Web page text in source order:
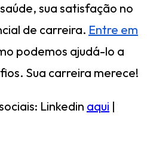
sua satisfação no
de carreira. Entre em
podemos ajudá-lo a
Sua carreira merece!
Linkedin aqui |